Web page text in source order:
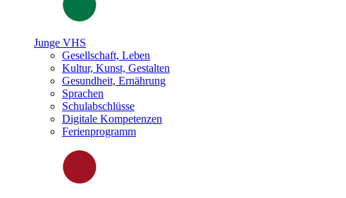
Junge VHS
Gesellschaft, Leben
Kultur, Kunst, Gestalten
Gesundheit, Ernährung
Sprachen
Schulabschlüsse
Digitale Kompetenzen
Ferienprogramm